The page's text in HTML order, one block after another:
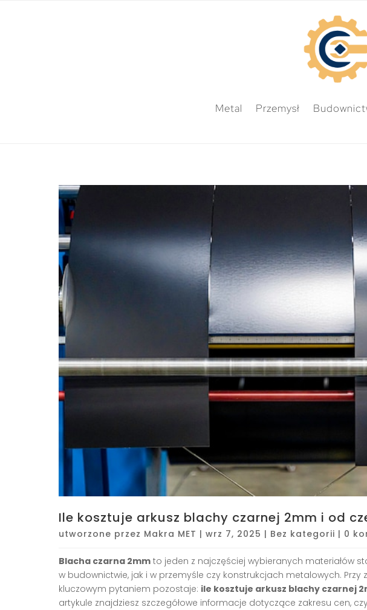
Metal Przemysł
Ile kosztuje arkusz blachy czarnej 2mm i od
utworzone przez Makra MET | wrz 7, 2025 | Bez kategorii | 0
Blacha czarna 2mm to jeden z najczęściej wybieranych materiałów
w budownictwie, jak i w przemyśle czy konstrukcjach metalowych. Przy
kluczowym pytaniem pozostaje: ile kosztuje arkusz blachy czarnej
artykule znajdziesz szczegółowe informacje dotyczące zakresu cen,